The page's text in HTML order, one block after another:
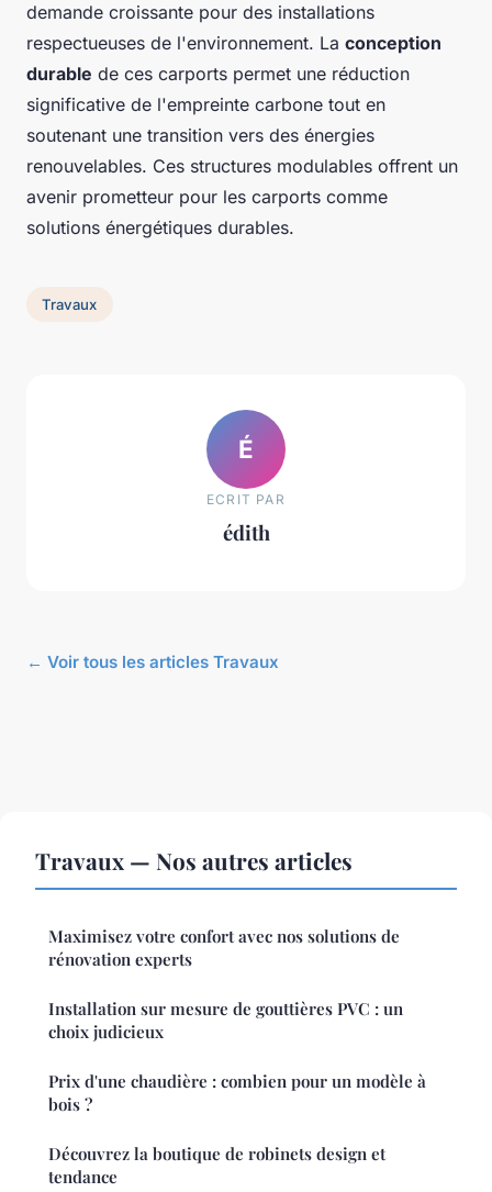
demande croissante pour des installations
respectueuses de l'environnement. La conception
durable de ces carports permet une réduction
significative de l'empreinte carbone tout en
soutenant une transition vers des énergies
renouvelables. Ces structures modulables offrent un
avenir prometteur pour les carports comme
solutions énergétiques durables.
Travaux
É
ECRIT PAR
édith
← Voir tous les articles Travaux
Travaux — Nos autres articles
Maximisez votre confort avec nos solutions de
rénovation experts
Installation sur mesure de gouttières PVC : un
choix judicieux
Prix d'une chaudière : combien pour un modèle à
bois ?
Découvrez la boutique de robinets design et
tendance